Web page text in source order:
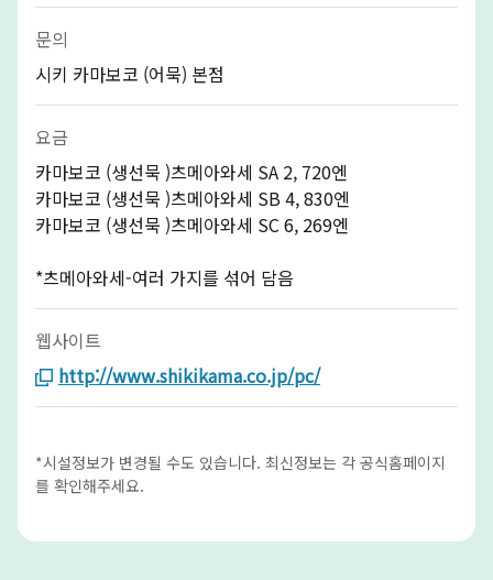
문의
시키 카마보코 (어묵) 본점
요금
카마보코 (생선묵 )츠메아와세 SA 2, 720엔
카마보코 (생선묵 )츠메아와세 SB 4, 830엔
카마보코 (생선묵 )츠메아와세 SC 6, 269엔
*츠메아와세-여러 가지를 섞어 담음
웹사이트
http://www.shikikama.co.jp/pc/
*시설정보가 변경될 수도 있습니다. 최신정보는 각 공식홈페이지
를 확인해주세요.